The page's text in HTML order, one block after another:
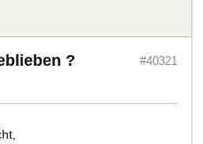
? #40321